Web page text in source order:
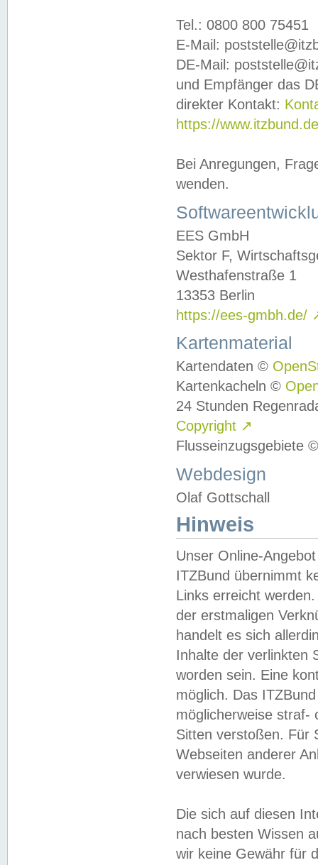
Tel.: 0800 800 75451
E-Mail:
DE-Mail:
und Empfänger das
direkter Kontakt:
https://
Bei Anregungen,
wenden.
EES GmbH
Sektor F,
Westhafenstraße 1
13353 Berlin
https://ees-gmbh.de/
Kartenmaterial
Kartendaten ©
Kartenkacheln ©
24 Stunden
Copyright ↗
Flusseinzugsgebiete
Webdesign
Olaf Gottschall
Hinweis
Unser Online-
ITZBund übernimmt
Links erreicht
der erstmaligen
handelt es sich
Inhalte der verlinkten
worden sein. Eine
möglich. Das
möglicherweise straf-
Sitten verstoßen. Für
Webseiten anderer
verwiesen wurde.
Die sich auf diesen
nach besten Wissen
wir keine Gewähr für